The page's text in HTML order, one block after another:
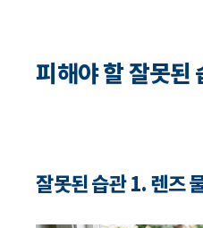
피해야 할 잘못된
잘못된 습관 1. 렌즈